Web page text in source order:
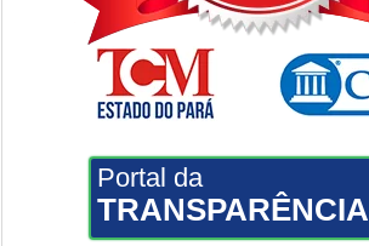
Portal da
TRANSPARÊNCIA